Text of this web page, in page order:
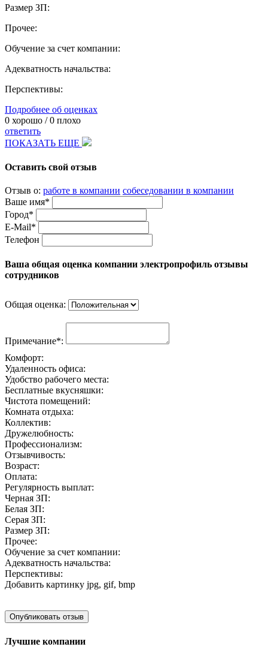
Размер ЗП:
Прочее:
Обучение за счет компании:
Адекватность начальства:
Перспективы:
Подробнее об оценках
0 хорошо /0 плохо
ответить
ПОКАЗАТЬ ЕЩЕ
Оставить свой отзыв
Отзыв о: работе в компании собеседовании в компании
Ваше имя*
Город*
E-Mail*
Телефон
Ваша общая оценка компании электропрофиль отзывы
сотрудников
Общая оценка:
Примечание*:
Комфорт:
Удаленность офиса:
Удобство рабочего места:
Бесплатные вкусняшки:
Чистота помещений:
Комната отдыха:
Коллектив:
Дружелюбность:
Профессионализм:
Отзывчивость:
Возраст:
Оплата:
Регулярность выплат:
Черная ЗП:
Белая ЗП:
Серая ЗП:
Размер ЗП:
Прочее:
Обучение за счет компании:
Адекватность начальства:
Перспективы:
Добавить картинку jpg, gif, bmp
Лучшие компании